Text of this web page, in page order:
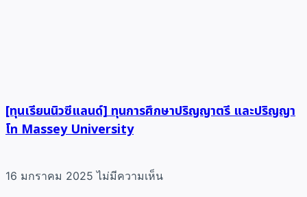
[ทุนเรียนนิวซีแลนด์] ทุนการศึกษาปริญญาตรี และปริญญา
โท Massey University
16 มกราคม 2025ไม่มีความเห็น